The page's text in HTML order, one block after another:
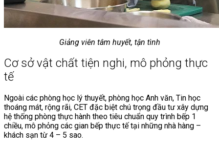
Giảng viên tâm huyết, tận tình
Cơ sở vật chất tiện nghi, mô phỏng thực
tế
Ngoài các phòng học lý thuyết, phòng học Anh văn, Tin học
thoáng mát, rộng rãi, CET đặc biệt chú trọng đầu tư xây dựng
hệ thống phòng thực hành theo tiêu chuẩn quy trình bếp 1
chiều, mô phỏng các gian bếp thực tế tại những nhà hàng –
khách sạn từ 4 – 5 sao.